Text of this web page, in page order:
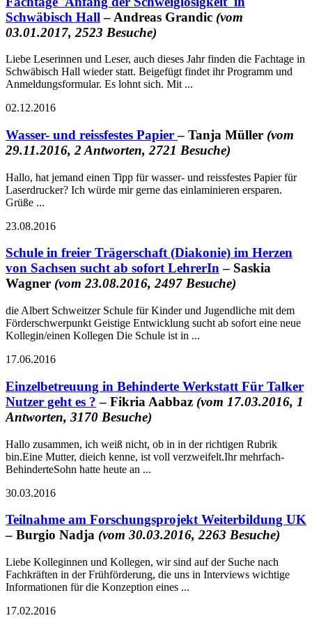
Schwäbisch Hall – Andreas Grandic (vom
03.01.2017, 2523 Besuche)
Liebe Leserinnen und Leser, auch dieses Jahr finden die Fachtage in
Schwäbisch Hall wieder statt. Beigefügt findet ihr Programm und
Anmeldungsformular. Es lohnt sich. Mit ...
02.12.2016
Wasser- und reissfestes Papier– Tanja Müller (vom
29.11.2016, 2 Antworten, 2721 Besuche)
Hallo, hat jemand einen Tipp für wasser- und reissfestes Papier für
Laserdrucker? Ich würde mir gerne das einlaminieren ersparen.
Grüße ...
23.08.2016
Schule in freier Trägerschaft (Diakonie) im Herzen
von Sachsen sucht ab sofort LehrerIn– Saskia
Wagner (vom 23.08.2016, 2497 Besuche)
die Albert Schweitzer Schule für Kinder und Jugendliche mit dem
Förderschwerpunkt Geistige Entwicklung sucht ab sofort eine neue
Kollegin/einen Kollegen Die Schule ist in ...
17.06.2016
Einzelbetreuung in Behinderte Werkstatt Für Talker
Nutzer geht es ? – Fikria Aabbaz (vom 17.03.2016, 1
Antworten, 3170 Besuche)
Hallo zusammen, ich weiß nicht, ob in in der richtigen Rubrik
bin.Eine Mutter, dieich kenne, ist voll verzweifelt.Ihr mehrfach-
BehinderteSohn hatte heute an ...
30.03.2016
Teilnahme am Forschungsprojekt Weiterbildung UK
– Burgio Nadja (vom 30.03.2016, 2263 Besuche)
Liebe Kolleginnen und Kollegen, wir sind auf der Suche nach
Fachkräften in der Frühförderung, die uns in Interviews wichtige
Informationen für die Konzeption eines ...
17.02.2016